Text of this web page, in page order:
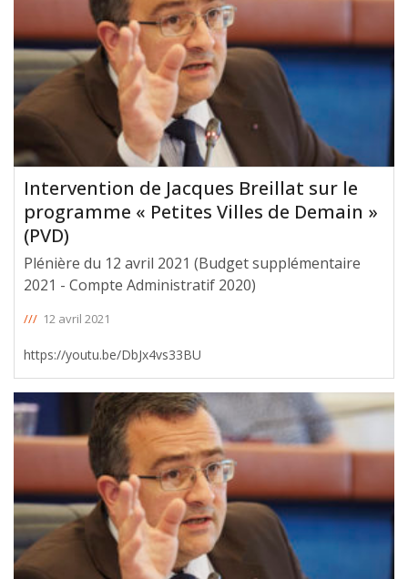
Intervention de Jacques Breillat sur le
programme « Petites Villes de Demain »
(PVD)
Plénière du 12 avril 2021 (Budget supplémentaire
2021 - Compte Administratif 2020)
/// 12 avril 2021
https://youtu.be/DbJx4vs33BU